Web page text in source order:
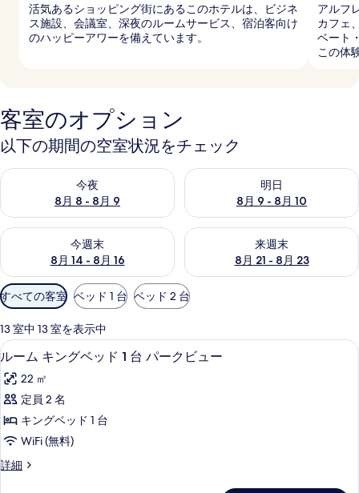
活気あるショッピング街にあるこのホテルは、ビジネ
ス施設、会議室、深夜のルームサービス、宿泊客向け
のハッピーアワーを備えています。
アルフ
カフェ
ベート
この体
客室のオプション
以下の期間の空室状況をチェック
今夜
8月 8 - 8月 9
今夜 8月 8 - 8月 9 の空室状況をチェック
明日
8月 9 - 8月 10
明日 8月 9 - 8月 10 の空室状
今週末
8月 14 - 8月 16
今週末 8月 14 - 8月 16 の空室状況をチェック
来週末
8月 21 - 8月 23
来週末 8月 21 - 8月 23 の空室
利
用
可
能
な
客
室
の
り
込
すべての客室 ベッド 1 台 ベッド 2 台
13 室中 13 室を表示中
ル
ー
ム
キ
ン
グ
ベ
8
ルーム キングベッド 1 台 パークビュー
22 ㎡
定員 2 名
キングベッド 1 台
WiFi (無料)
詳細
ル